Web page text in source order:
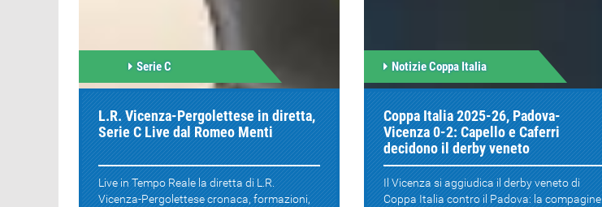
Serie C
L.R. Vicenza-Pergolettese in diretta,
Serie C Live dal Romeo Menti
Live in Tempo Reale la diretta di L.R.
Vicenza-Pergolettese cronaca, formazioni,
Notizie Coppa Italia
Coppa Italia 2025-26, Padova-
Vicenza 0-2: Capello e Caferri
decidono il derby veneto
Il Vicenza si aggiudica il derby veneto di
Coppa Italia contro il Padova: la compagine